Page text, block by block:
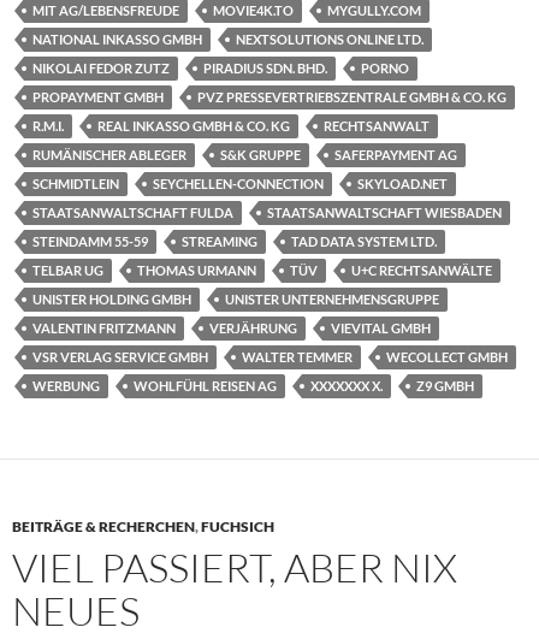
MIT AG/LEBENSFREUDE MOVIE4K.TO
MYGULLY.COM
NATIONAL INKASSO GMBH
NEXTSOLUTIONS ONLINE LTD.
NIKOLAI FEDOR ZUTZ
PIRADIUS SDN. BHD.
PORNO
PROPAYMENT GMBH
PVZ PRESSEVERTRIEBSZENTRALE GMBH & CO. KG
R.M.I.
REAL INKASSO GMBH & CO. KG
RECHTSANWALT
RUMÄNISCHER ABLEGER
S&K GRUPPE
SAFERPAYMENT AG
SCHMIDTLEIN
SEYCHELLEN-CONNECTION
SKYLOAD.NET
STAATSANWALTSCHAFT FULDA
STAATSANWALTSCHAFT WIESBADEN
STEINDAMM 55-59
STREAMING
TAD DATA SYSTEM LTD.
TELBAR UG
THOMAS URMANN TÜV
U+C RECHTSANWÄLTE
UNISTER HOLDING GMBH
UNISTER UNTERNEHMENSGRUPPE
VALENTIN FRITZMANN
VERJÄHRUNG
VIEVITAL GMBH
VSR VERLAG SERVICE GMBH
WALTER TEMMER
WECOLLECT GMBH
WERBUNG
WOHLFÜHL REISEN AG XXXXXXX X. Z9 GMBH
BEITRÄGE & RECHERCHEN,FUCHSICH
VIEL PASSIERT, ABER NIX
NEUES